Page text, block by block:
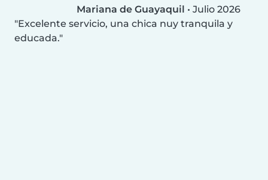
Mariana de Guayaquil • Julio 2026
Excelente servicio, una chica nuy tranquila y
educada.